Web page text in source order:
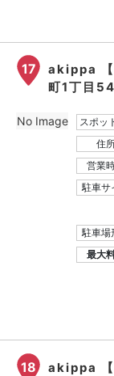
17
akippa 【
町1丁目
スポッ
住
営業
駐車サ
駐車場
最大
No Image
18
akippa 【